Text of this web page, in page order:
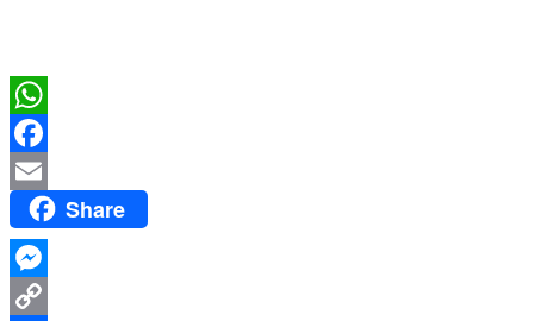
WhatsApp
Facebook
Email Share
Messenger